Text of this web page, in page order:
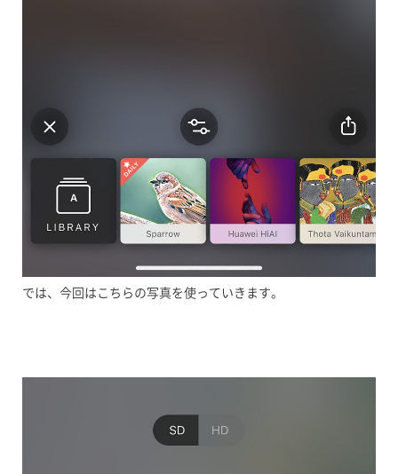
では、今回はこちらの写真を使っていきます。